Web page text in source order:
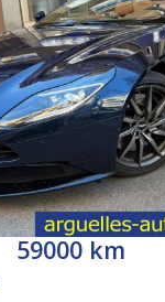
59000 km